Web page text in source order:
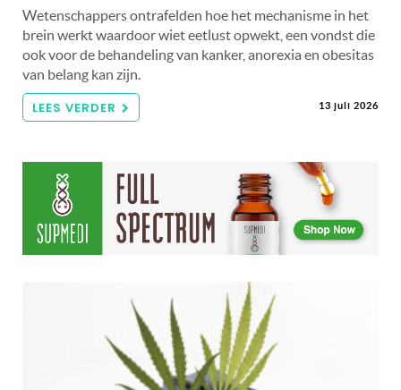
Wetenschappers ontrafelden hoe het mechanisme in het
brein werkt waardoor wiet eetlust opwekt, een vondst die
ook voor de behandeling van kanker, anorexia en obesitas
van belang kan zijn.
LEES VERDER 13 juli 2026